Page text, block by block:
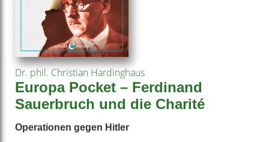
Dr. phil. Christian Hardinghaus
Europa Pocket – Ferdinand
Sauerbruch und die Charité
Operationen gegen Hitler